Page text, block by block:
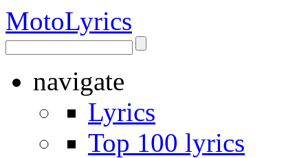
MotoLyrics
navigate
Lyrics
Top 100 lyrics